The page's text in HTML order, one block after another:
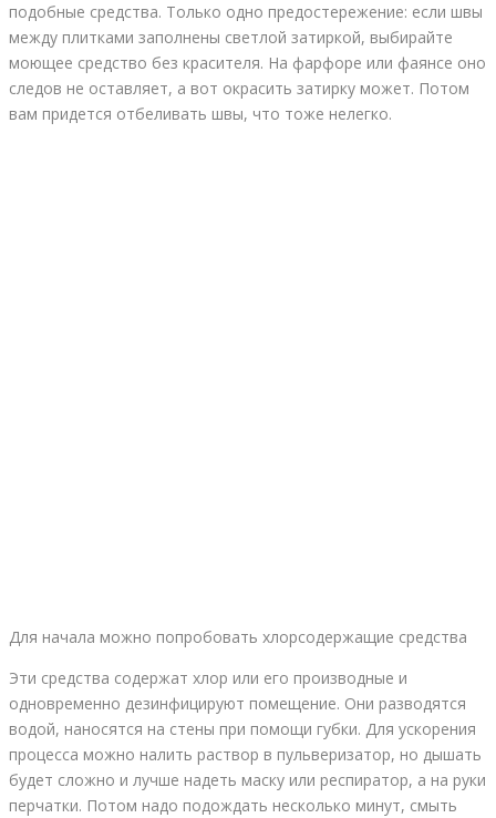
подобные средства. Только одно предостережение: если швы
между плитками заполнены светлой затиркой, выбирайте
моющее средство без красителя. На фарфоре или фаянсе оно
следов не оставляет, а вот окрасить затирку может. Потом
вам придется отбеливать швы, что тоже нелегко.
Для начала можно попробовать хлорсодержащие средства
Эти средства содержат хлор или его производные и
одновременно дезинфицируют помещение. Они разводятся
водой, наносятся на стены при помощи губки. Для ускорения
процесса можно налить раствор в пульверизатор, но дышать
будет сложно и лучше надеть маску или респиратор, а на руки
перчатки. Потом надо подождать несколько минут, смыть